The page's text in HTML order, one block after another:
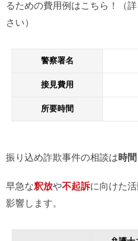
るための費用例はこちら！（
さい）
警察署名
接見費用
所要時間
振り込め詐欺事件の相談は時
早急な釈放や不起訴に向けた
影響します。